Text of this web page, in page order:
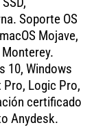
Soporte OS
Mojave,
Monterey.
10, Windows
Pro, Logic Pro,
certificado
Anydesk.